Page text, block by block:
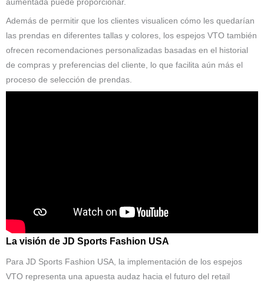
aumentada puede proporcionar.
Además de permitir que los clientes visualicen cómo les quedarían
las prendas en diferentes tallas y colores, los espejos VTO también
ofrecen recomendaciones personalizadas basadas en el historial
de compras y preferencias del cliente, lo que facilita aún más el
proceso de selección de prendas.
La visión de JD Sports Fashion USA
Para JD Sports Fashion USA, la implementación de los espejos
VTO representa una apuesta audaz hacia el futuro del retail